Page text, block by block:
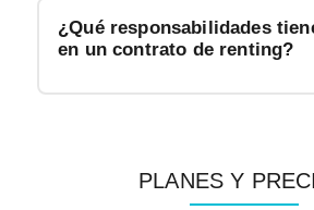
¿Qué responsabilidades
en un contrato de renting?
PLANES Y